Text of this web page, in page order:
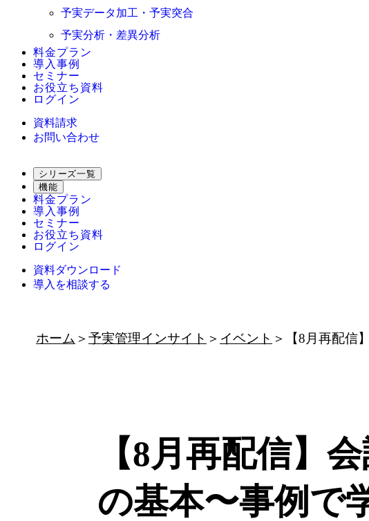
予実データ加工・予実突合
予実分析・差異分析
料金プラン
導入事例
セミナー
お役立ち資料
ログイン
資料請求
お問い合わせ
シリーズ一覧
機能
料金プラン
導入事例
セミナー
お役立ち資料
ログイン
資料ダウンロード
導入を相談する
ホーム 予実管理インサイト イベント 【8月再配信
【8月再配信】
の基本〜事例で